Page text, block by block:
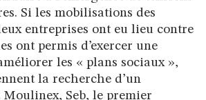
Si les mobilisations des
entreprises ont eu lieu contre
ont permis d’exercer une
les « plans sociaux »,
la recherche d’un
Moulinex, Seb, le premier